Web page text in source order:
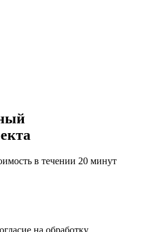
в течении 20 минут
на обработку